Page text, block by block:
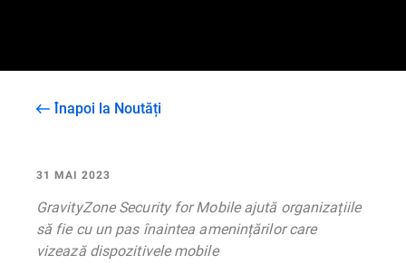
Înapoi la Noutăți
31 MAI 2023
GravityZone Security for Mobile ajută organizațiile
să fie cu un pas înaintea amenințărilor care
vizează dispozitivele mobile